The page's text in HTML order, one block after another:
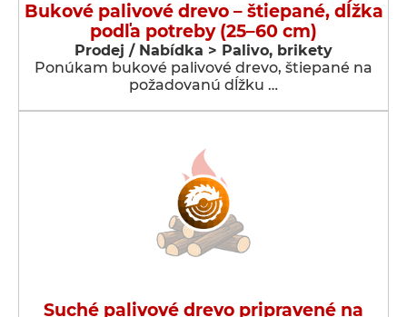
Bukové palivové drevo – štiepané, dĺžka
podľa potreby (25–60 cm)
Prodej / Nabídka > Palivo, brikety
Ponúkam bukové palivové drevo, štiepané na
požadovanú dĺžku …
Suché palivové drevo pripravené na